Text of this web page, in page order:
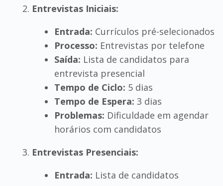
Entrevistas Iniciais:
Entrada: Currículos pré-selecionados
Processo: Entrevistas por telefone
Saída: Lista de candidatos para
entrevista presencial
Tempo de Ciclo: 5 dias
Tempo de Espera: 3 dias
Problemas: Dificuldade em agendar
horários com candidatos
Entrevistas Presenciais:
Entrada: Lista de candidatos